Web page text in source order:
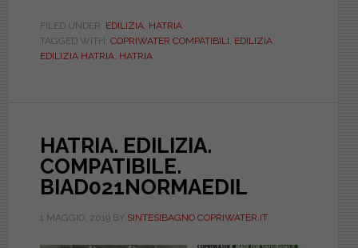
COMPATIBILE.
PASS365M1801EDIL
FILED UNDER: EDILIZIA, HATRIA
TAGGED WITH: COPRIWATER COMPATIBILI EDILIZIA,
EDILIZIA HATRIA, HATRIA
HATRIA. EDILIZIA.
COMPATIBILE.
BIAD021NORMAEDIL
1 MAGGIO, 2019BY SINTESIBAGNO COPRIWATER.IT